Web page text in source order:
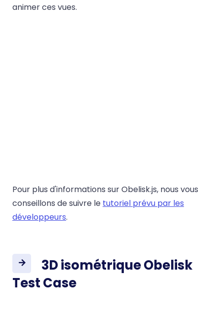
animer ces vues.
Pour plus d'informations sur Obelisk.js, nous vous
conseillons de suivre le tutoriel prévu par les
développeurs.
3D isométrique Obelisk
Test Case